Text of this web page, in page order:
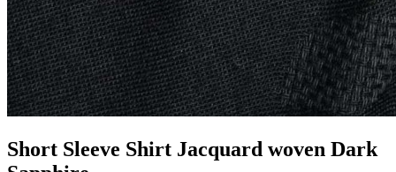
Short Sleeve Shirt Jacquard woven Dark